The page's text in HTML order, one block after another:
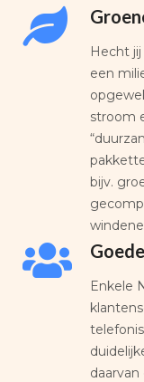
Hecht
een
stroom
bijv.
Enkele